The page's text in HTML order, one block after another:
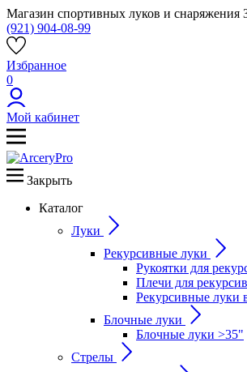
Магазин спортивных луков и снаряжения
(921) 904-08-99
Избранное
0
Мой кабинет
Закрыть
Каталог
Луки
Рекурсивные луки
Рукоятки для
Плечи для
Рекурсивные луки
Блочные луки
Блочные луки >35"
Стрелы